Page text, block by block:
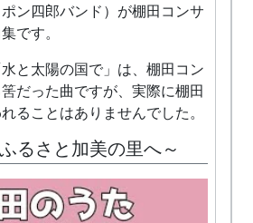
ン四郎バンド）が棚田コンサ
です。
と太陽の国で」は、棚田コン
だった曲ですが、実際に棚田
ることはありませんでした。
るさと加美の里へ～